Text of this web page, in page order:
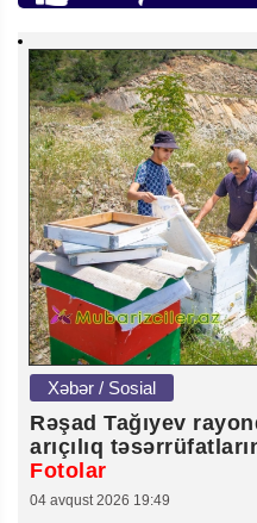
Xəbər / Sosial
Rəşad Tağıyev
arıçılıq
Fotolar
04 avqust 2026 19:49